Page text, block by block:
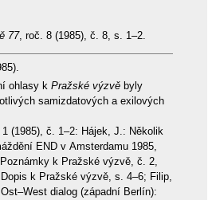
77, roč. 8 (1985), č. 8, s. 1–2.
ohlasy k Pražské výzvěbyly
samizdatových a exilových
(1985), č. 1–2: Hájek, J.: Několik
END v Amsterdamu 1985,
k Pražské výzvě, č. 2,
k Pražské výzvě, s. 4–6; Filip,
dialog (západní Berlín):